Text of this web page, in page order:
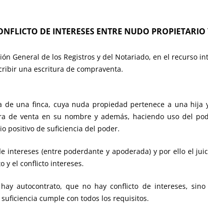
DE INTERESES ENTRE NUDO
General de los Registros y del Notariado, en el recurso
una escritura de compraventa.
de una finca, cuya nuda propiedad pertenece a una
de venta en su nombre y además, haciendo uso del
positivo de suficiencia del poder.
intereses (entre poderdante y apoderada) y por ello el
y el conflicto intereses.
autocontrato, que no hay conflicto de intereses,
cumple con todos los requisitos.